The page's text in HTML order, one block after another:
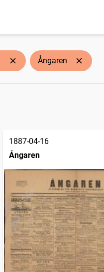
Ångaren
1887-04-16
Ångaren